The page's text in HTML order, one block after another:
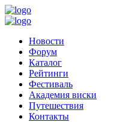
Новости
Форум
Каталог
Рейтинги
Фестиваль
Академия виски
Путешествия
Контакты